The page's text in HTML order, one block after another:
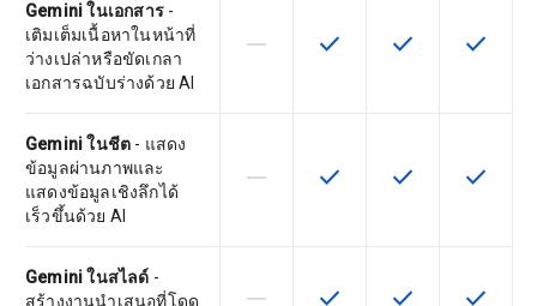
Gemini ในเอกสาร -
เติมเต็มเนื้อหาในหน้าที่
ว่างเปล่าหรือขัดเกลา
เอกสารฉบับร่างด้วย AI
ฟีเจอร์นี้ใช้ไม่ได้กับ SKU นี้
horizontal_rule ฟีเจอร์นี้ใช้ได้กับ SKU
check ฟีเจอร์นี้ใช้ได้กับ
check ฟีเจอร์นี้
check
Gemini ในชีต - แสดง
ข้อมูลผ่านภาพและ
แสดงข้อมูลเชิงลึกได้
เร็วขึ้นด้วย AI
ฟีเจอร์นี้ใช้ไม่ได้กับ SKU นี้
horizontal_rule ฟีเจอร์นี้ใช้ได้กับ SKU
check ฟีเจอร์นี้ใช้ได้กับ
check ฟีเจอร์นี้
check
Gemini ในสไลด์ -
สร้างงานนำเสนอที่โดด
ฟีเจอร์นี้ใช้ไม่ได้กับ SKU นี้
horizontal_rule ฟีเจอร์นี้ใช้ได้กับ SKU
check ฟีเจอร์นี้ใช้ได้กับ
check ฟีเจอร์นี้
check